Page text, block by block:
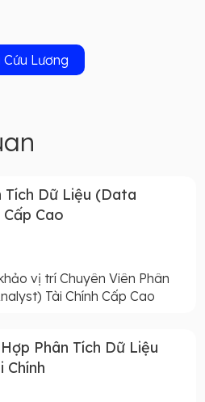
Cứu Lương
Tích Dữ Liệu (Data
Cao
vị trí Chuyên Viên Phân
Tài Chính Cấp Cao
Phân Tích Dữ Liệu
Chính